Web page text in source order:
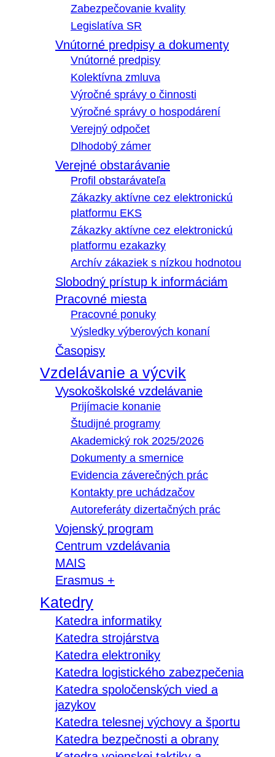
Zabezpečovanie kvality
Legislatíva SR
Vnútorné predpisy a dokumenty
Vnútorné predpisy
Kolektívna zmluva
Výročné správy o činnosti
Výročné správy o hospodárení
Verejný odpočet
Dlhodobý zámer
Verejné obstarávanie
Profil obstarávateľa
Zákazky aktívne cez elektronickú
platformu EKS
Zákazky aktívne cez elektronickú
platformu ezakazky
Archív zákaziek s nízkou hodnotou
Slobodný prístup k informáciám
Pracovné miesta
Pracovné ponuky
Výsledky výberových konaní
Časopisy
Vzdelávanie a výcvik
Vysokoškolské vzdelávanie
Prijímacie konanie
Študijné programy
Akademický rok 2025/2026
Dokumenty a smernice
Evidencia záverečných prác
Kontakty pre uchádzačov
Autoreferáty dizertačných prác
Vojenský program
Centrum vzdelávania
MAIS
Erasmus +
Katedry
Katedra informatiky
Katedra strojárstva
Katedra elektroniky
Katedra logistického zabezpečenia
Katedra spoločenských vied a
jazykov
Katedra telesnej výchovy a športu
Katedra bezpečnosti a obrany